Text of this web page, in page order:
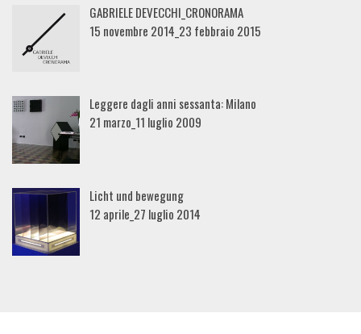
GABRIELE DEVECCHI_CRONORAMA
15 novembre 2014_23 febbraio 2015
Leggere dagli anni sessanta: Milano
21 marzo_11 luglio 2009
Licht und bewegung
12 aprile_27 luglio 2014